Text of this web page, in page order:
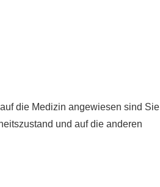
die Medizin angewiesen sind Sie
und auf die anderen